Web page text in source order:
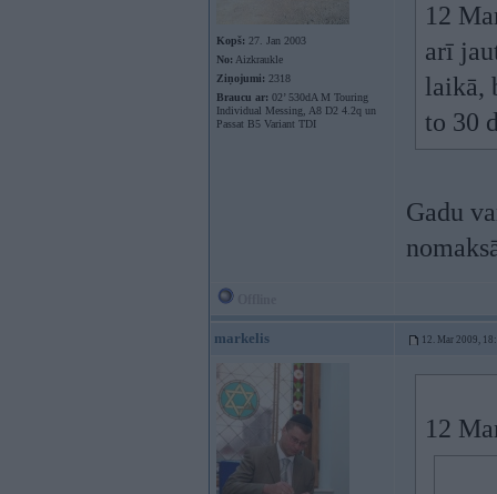
Kopš: 27. Jan 2003
No: Aizkraukle
Ziņojumi: 2318
Braucu ar: 02’ 530dA M Touring
Individual Messing, A8 D2 4.2q un
Passat B5 Variant TDI
12
arī
laikā,
to 30
Gadu
markelis 12. Mar 2009,
12